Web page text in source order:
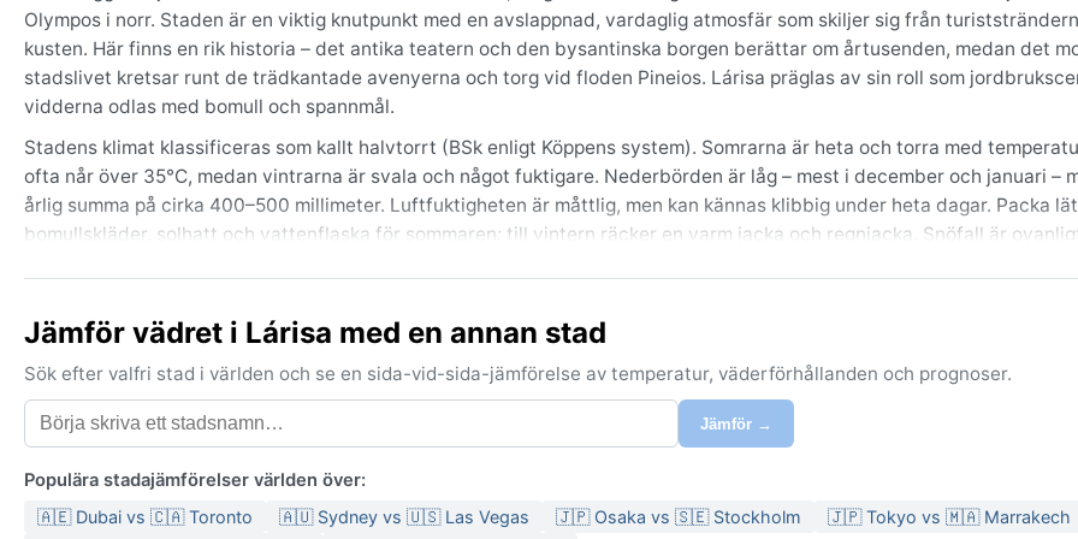
Olympos i norr. Staden är en viktig knutpunkt med en avslappnad, vardaglig atmosfär som skiljer sig från
kusten. Här finns en rik historia – det antika teatern och den bysantinska borgen berättar om årtusenden, medan det
stadslivet kretsar runt de trädkantade avenyerna och torg vid floden Pineios. Lárisa präglas av sin roll som
vidderna odlas med bomull och spannmål.
Stadens klimat klassificeras som kallt halvtorrt (BSk enligt Köppens system). Somrarna är heta och torra med
ofta når över 35°C, medan vintrarna är svala och något fuktigare. Nederbörden är låg – mest i december och januari –
årlig summa på cirka 400–500 millimeter. Luftfuktigheten är måttlig, men kan kännas klibbig under heta dagar. Packa
bomullskläder, solhatt och vattenflaska för sommaren; till vintern räcker en varm jacka och regnjacka. Snöfall är
skiner och risken för regn är liten. Under våren blommar slätten, och på sensommaren kan de lokala vindarna från
ge en viss lättnad. Anmärkningsvärda fenomen är sällsynta, men stundtals når varma siroccovindar från Afrika fram och
sig damm och disiga dagar, oftast på våren eller hösten. Åskväder är ovanliga men kan förekomma under
Lárisa är en stad där väderleken är påtaglig – långa, soliga perioder avlöses av korta, skarpa växlingar.
Jämför vädret i Lárisa med en annan stad
Sök efter valfri stad i världen och se en sida-vid-sida-jämförelse av temperatur, väderförhållanden och prognoser.
Jämför →
Populära stadajämförelser världen över:
🇦🇪 Dubai vs 🇨🇦 Toronto 🇦🇺 Sydney vs 🇺🇸 Las Vegas 🇯🇵 Osaka vs 🇸🇪 Stockholm 🇯🇵 Tokyo vs 🇲🇦 Marrakech